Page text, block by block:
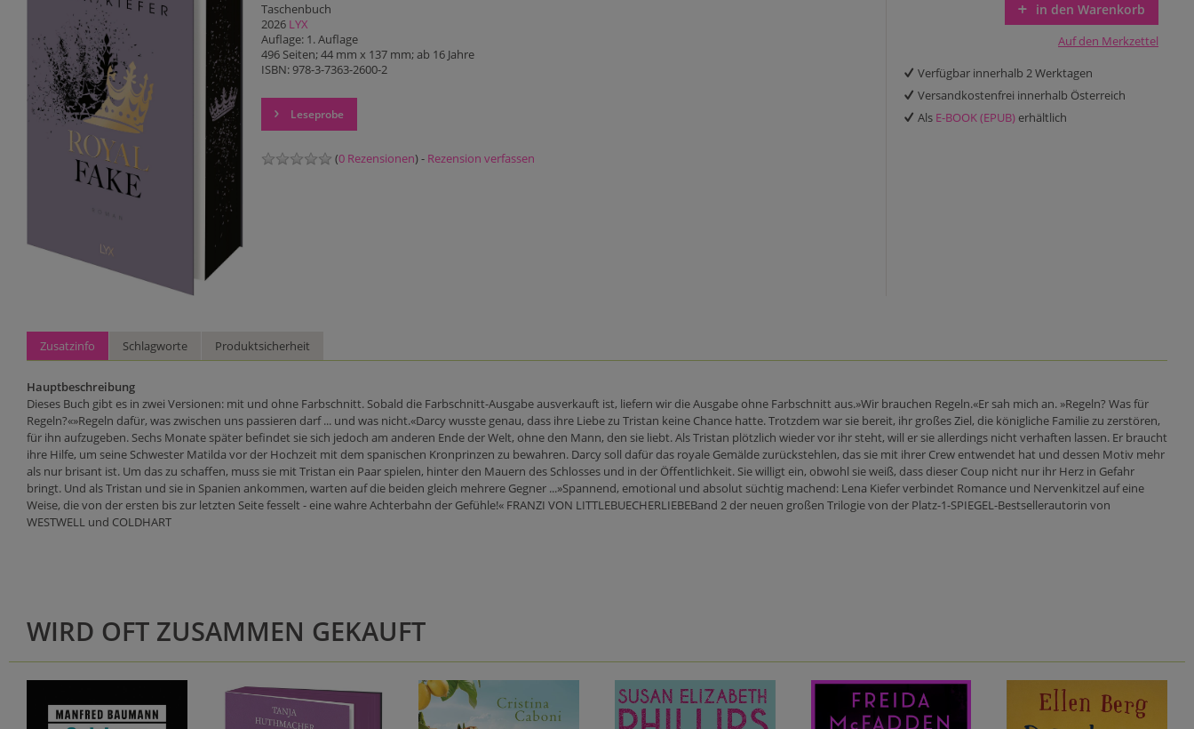
Taschenbuch
2026 LYX
Auflage: 1. Auflage
496 Seiten; 44 mm x 137 mm; ab 16 Jahre
ISBN: 978-3-7363-2600-2
Leseprobe
(0 Rezensionen) - Rezension verfassen
in den Warenkorb
Auf den Merkzettel
Verfügbar innerhalb 2 Werktagen
Versandkostenfrei innerhalb Österreich
Als E-BOOK (EPUB) erhältlich
Zusatzinfo Schlagworte Produktsicherheit
Hauptbeschreibung
Dieses Buch gibt es in zwei Versionen: mit und ohne Farbschnitt. Sobald die Farbschnitt-Ausgabe ausverkauft ist, liefern wir die Ausgabe ohne Farbschnitt aus.»Wir brauchen Regeln.«Er sah mich an. »Regeln? Was für
Regeln?«»Regeln dafür, was zwischen uns passieren darf ... und was nicht.«Darcy wusste genau, dass ihre Liebe zu Tristan keine Chance hatte. Trotzdem war sie bereit, ihr großes Ziel, die königliche Familie zu zerstören,
für ihn aufzugeben. Sechs Monate später befindet sie sich jedoch am anderen Ende der Welt, ohne den Mann, den sie liebt. Als Tristan plötzlich wieder vor ihr steht, will er sie allerdings nicht verhaften lassen. Er braucht
ihre Hilfe, um seine Schwester Matilda vor der Hochzeit mit dem spanischen Kronprinzen zu bewahren. Darcy soll dafür das royale Gemälde zurückstehlen, das sie mit ihrer Crew entwendet hat und dessen Motiv mehr
als nur brisant ist. Um das zu schaffen, muss sie mit Tristan ein Paar spielen, hinter den Mauern des Schlosses und in der Öffentlichkeit. Sie willigt ein, obwohl sie weiß, dass dieser Coup nicht nur ihr Herz in Gefahr
bringt. Und als Tristan und sie in Spanien ankommen, warten auf die beiden gleich mehrere Gegner ...»Spannend, emotional und absolut süchtig machend: Lena Kiefer verbindet Romance und Nervenkitzel auf eine
Weise, die von der ersten bis zur letzten Seite fesselt - eine wahre Achterbahn der Gefühle!« FRANZI VON LITTLEBUECHERLIEBEBand 2 der neuen großen Trilogie von der Platz-1-SPIEGEL-Bestsellerautorin von
WESTWELL und COLDHART
WIRD OFT ZUSAMMEN GEKAUFT